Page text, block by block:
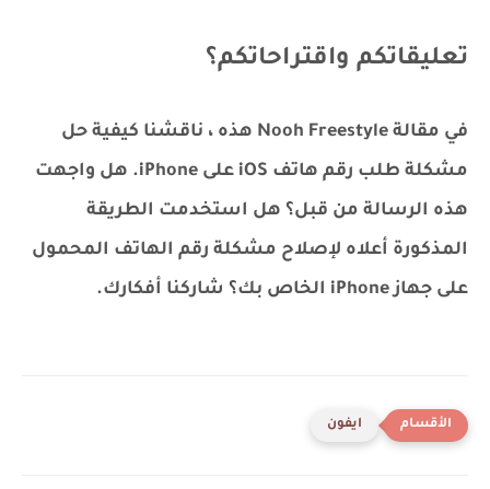
تعليقاتكم واقتراحاتكم؟
في مقالة Nooh Freestyle هذه ، ناقشنا كيفية حل
مشكلة طلب رقم هاتف iOS على iPhone. هل واجهت
هذه الرسالة من قبل؟ هل استخدمت الطريقة
المذكورة أعلاه لإصلاح مشكلة رقم الهاتف المحمول
على جهاز iPhone الخاص بك؟ شاركنا أفكارك.
ايفون